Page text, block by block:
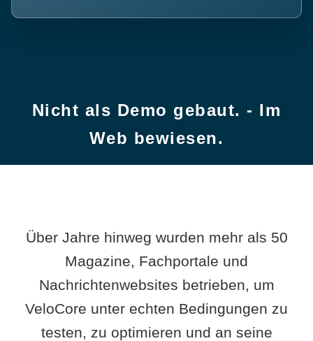
Nicht als Demo gebaut. - Im
Web bewiesen.
Über Jahre hinweg wurden mehr als 50
Magazine, Fachportale und
Nachrichtenwebsites betrieben, um
VeloCore unter echten Bedingungen zu
testen, zu optimieren und an seine